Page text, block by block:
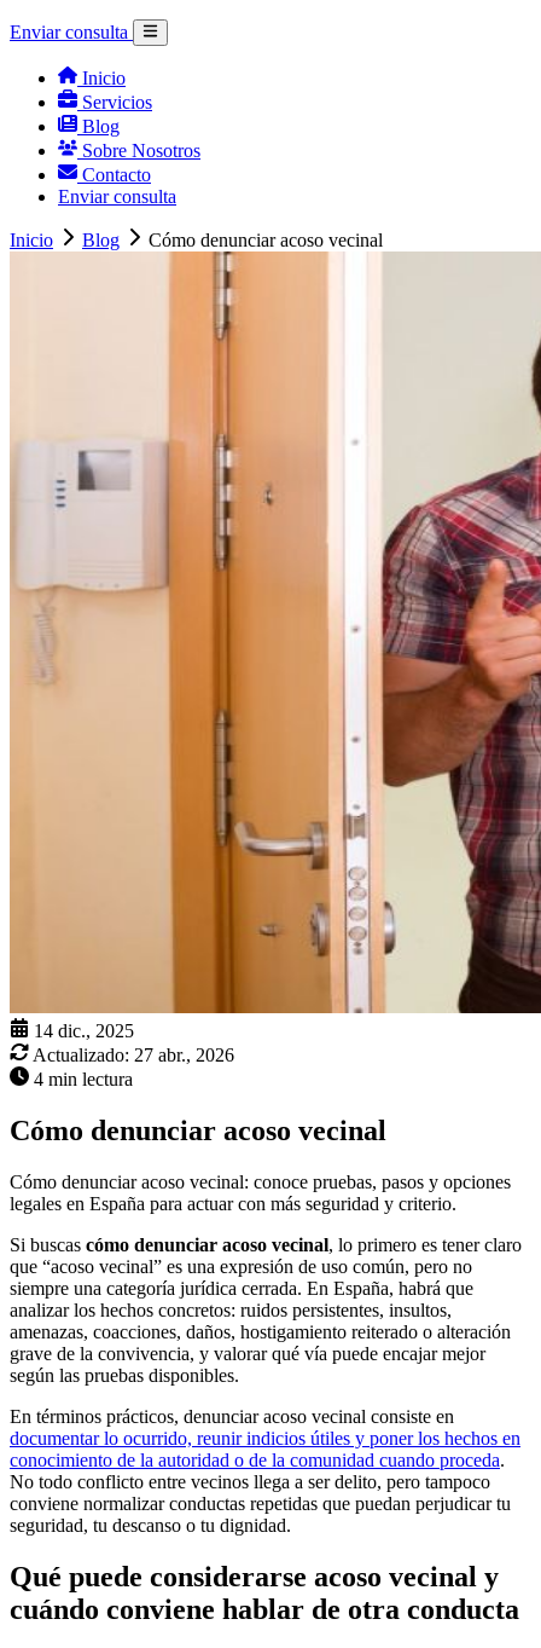
Enviar consulta
Inicio
Servicios
Blog
Sobre Nosotros
Contacto
Enviar consulta
Inicio Blog Cómo denunciar acoso vecinal
14 dic., 2025
Actualizado: 27 abr., 2026
4 min lectura
Cómo denunciar acoso vecinal
Cómo denunciar acoso vecinal: conoce pruebas, pasos y opciones
legales en España para actuar con más seguridad y criterio.
Si buscas cómo denunciar acoso vecinal, lo primero es tener claro
que “acoso vecinal” es una expresión de uso común, pero no
siempre una categoría jurídica cerrada. En España, habrá que
analizar los hechos concretos: ruidos persistentes, insultos,
amenazas, coacciones, daños, hostigamiento reiterado o alteración
grave de la convivencia, y valorar qué vía puede encajar mejor
según las pruebas disponibles.
En términos prácticos, denunciar acoso vecinal consiste en
documentar lo ocurrido, reunir indicios útiles y poner los hechos en
conocimiento de la autoridad o de la comunidad cuando proceda.
No todo conflicto entre vecinos llega a ser delito, pero tampoco
conviene normalizar conductas repetidas que puedan perjudicar tu
seguridad, tu descanso o tu dignidad.
Qué puede considerarse acoso vecinal y
cuándo conviene hablar de otra conducta